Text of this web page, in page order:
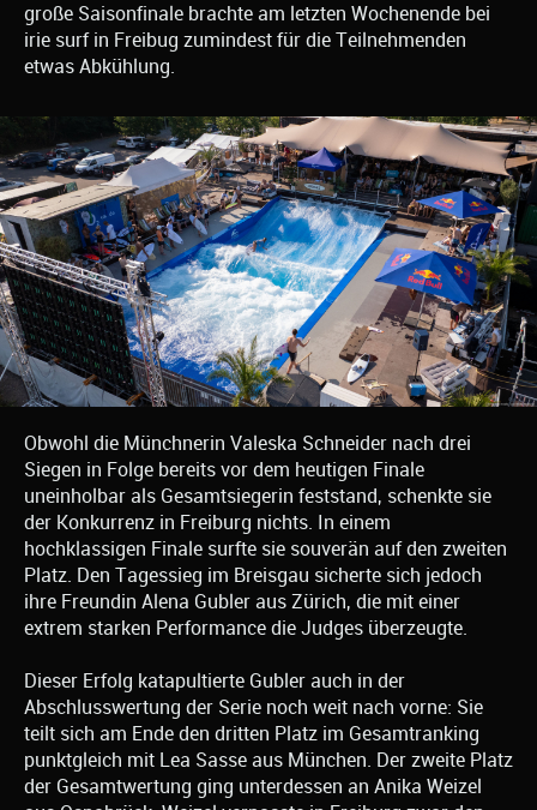
große Saisonfinale brachte am letzten Wochenende bei
irie surf in Freibug zumindest für die Teilnehmenden
etwas Abkühlung.
Obwohl die Münchnerin Valeska Schneider nach drei
Siegen in Folge bereits vor dem heutigen Finale
uneinholbar als Gesamtsiegerin feststand, schenkte sie
der Konkurrenz in Freiburg nichts. In einem
hochklassigen Finale surfte sie souverän auf den zweiten
Platz. Den Tagessieg im Breisgau sicherte sich jedoch
ihre Freundin Alena Gubler aus Zürich, die mit einer
extrem starken Performance die Judges überzeugte.
Dieser Erfolg katapultierte Gubler auch in der
Abschlusswertung der Serie noch weit nach vorne: Sie
teilt sich am Ende den dritten Platz im Gesamtranking
punktgleich mit Lea Sasse aus München. Der zweite Platz
der Gesamtwertung ging unterdessen an Anika Weizel